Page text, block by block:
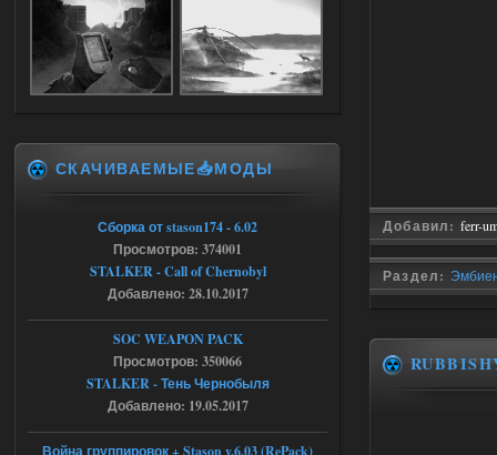
Добавил: ferr-
Раздел:
Ответить ➤
05.08.2026
Объединенный Пак 2 + OGSR +
STCoP WP 3.4
Доступно только для пользователей
Ответить ➤
Объединенный Пак 2 + OGSR +
STCoP WP 3.4
Stalker-Mods-Clan-su
Доступно только для пользователей
Ответить ➤
04.08.2026
СКАЧИВАЕМЫЕ📥МОДЫ
Сборка от stason174 - 6.02
Просмотров: 374001
STALKER - Call of Chernobyl
Добавлено: 28.10.2017
SOC WEAPON PACK
Просмотров: 350066
STALKER - Тень Чернобыля
Добавлено: 19.05.2017
Война группировок + Stason v.6.03 (RePack)